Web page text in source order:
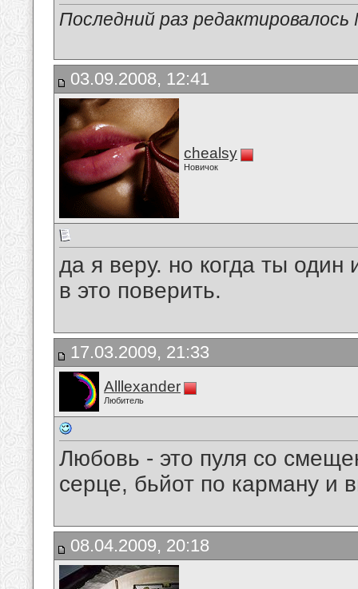
Последний раз редактировалось
03.09.2008, 12:41
chealsy
Новичок
да я веру. но когда ты один
в это поверить.
17.03.2009, 21:33
Alllexander
Любитель
Любовь - это пуля со
серце, бьйот по карману и
08.04.2009, 20:18